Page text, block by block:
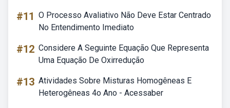
#11 O Processo Avaliativo Não Deve Estar Centrado
No Entendimento Imediato
#12 Considere A Seguinte Equação Que Representa
Uma Equação De Oxirredução
#13 Atividades Sobre Misturas Homogêneas E
Heterogêneas 4o Ano - Acessaber